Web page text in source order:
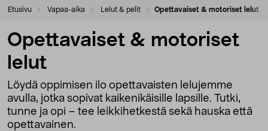
Etusivu Vapaa-aika Lelut & pelit Opettavaiset & motoriset lelut
Opettavaiset & motoriset
lelut
Löydä oppimisen ilo opettavaisten lelujemme
avulla, jotka sopivat kaikenikäisille lapsille. Tutki,
tunne ja opi – tee leikkihetkestä sekä hauska että
opettavainen.